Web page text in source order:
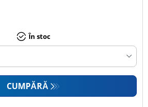
În stoc
CUMPĂRĂ